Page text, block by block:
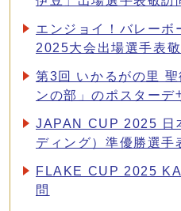
エンジョイ！バレーボ
2025大会出場選手表
第3回 いかるがの里
ンの部」のポスターデ
JAPAN CUP 2025 日
ディング）準優勝選手
FLAKE CUP 2025
問